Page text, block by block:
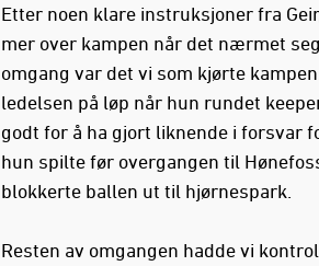
Etter noen klare instruksjoner fra
mer over kampen når det nærmet
omgang var det vi som kjørte
ledelsen på løp når hun rundet
godt for å ha gjort liknende i forsvar
hun spilte før overgangen til
blokkerte ballen ut til hjørnespark.
Resten av omgangen hadde vi